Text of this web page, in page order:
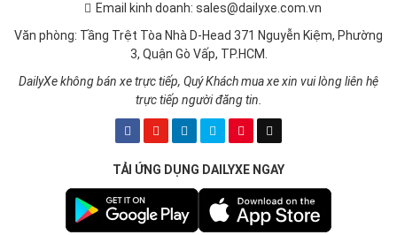
Đuôi xe thiết kế Lux SA2.0 sang trọng
có đuôi xe ấn riêng với trang bị cụm
đèn hậu trải dọc và ôm sát hai bên thân xe cùng với cửa sau
thiết kế mở rộng tối đa. Điểm hạn chế trên Pajero đó là không
được trang bị tiêu chuẩn đuôi lướt gió nên vô hình chung làm
cho mẫu xe này thiếu đi yếu tố thể thao. Chi tiết này nằm trong
gói phụ kiện chính hãng gồm ốp cản trước/sau cùng với đuôi
Email kinh doanh: sales@dailyxe.com.vn
Văn phòng: Tầng Trệt Tòa Nhà D-Head 371 Nguyễn Kiệm, Phường
3, Quận Gò Vấp, TP.HCM.
DailyXe không bán xe trực tiếp, Quý Khách mua xe xin vui lòng liên hệ
trực tiếp người đăng tin.
TẢI ỨNG DỤNG DAILYXE NGAY